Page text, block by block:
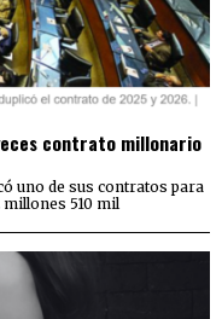
contrato millonario
uno de sus contratos para
510 mil